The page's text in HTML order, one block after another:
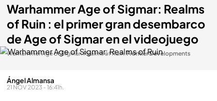
Warhammer Age of Sigmar: Realms
of Ruin : el primer gran desembarco
de Age of Sigmar en el videojuego
Warhammer Age of Sigmar: Realms of Ruin.Frontier Developments
Ángel Almansa
21 NOV 2023 - 16:41h.